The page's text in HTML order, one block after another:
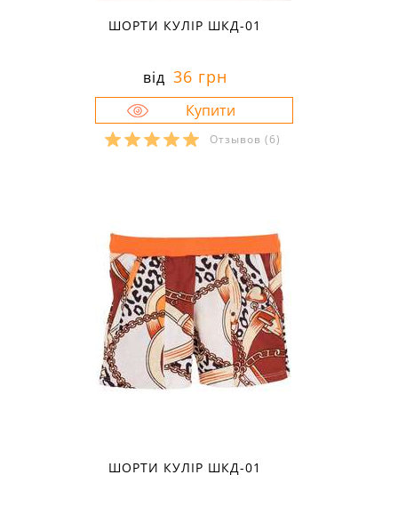
ШОРТИ КУЛІР ШКД-01
від 36 грн
Отзывов (6)
ШОРТИ КУЛІР ШКД-01